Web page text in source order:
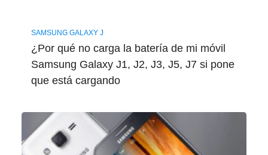
SAMSUNG GALAXY J
¿Por qué no carga la batería de mi móvil
Samsung Galaxy J1, J2, J3, J5, J7 si pone
que está cargando